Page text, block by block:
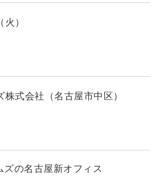
）
式会社（名古屋市中区）
ズの名古屋新オフィス